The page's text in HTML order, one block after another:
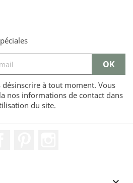
désinscrire à tout moment. Vous
nos informations de contact dans
du site.